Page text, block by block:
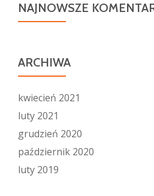
NAJNOWSZE
ARCHIWA
kwiecień 2021
luty 2021
grudzień 2020
październik 2020
luty 2019